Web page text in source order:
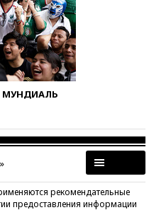
рекомендательные
предоставления информации